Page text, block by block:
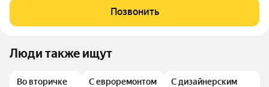
зелень парка. Планировка: Кухня с
Позвонить
Люди также ищут
Во вторичке С евроремонтом
С дизайнерским